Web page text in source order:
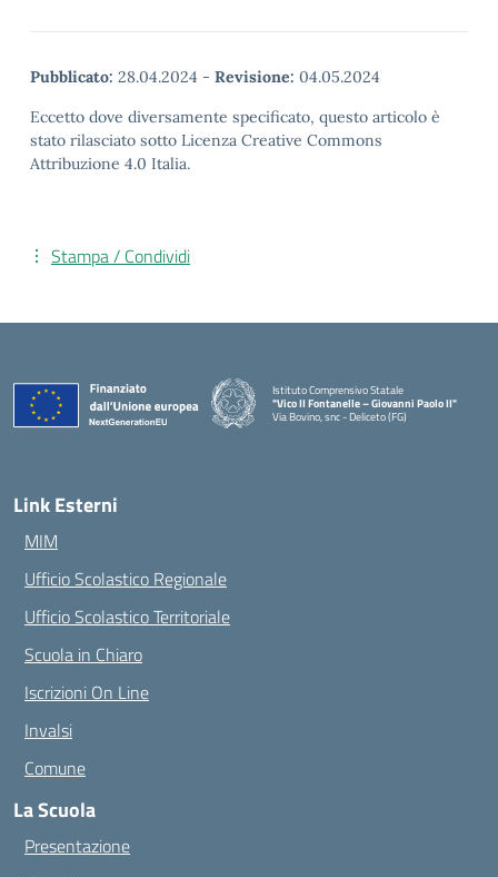
Pubblicato: 28.04.2024 - Revisione: 04.05.2024
Eccetto dove diversamente specificato, questo articolo è
stato rilasciato sotto Licenza Creative Commons
Attribuzione 4.0 Italia.
Stampa / Condividi
Istituto Comprensivo Statale
"Vico II Fontanelle – Giovanni Paolo II"
Via Bovino, snc - Deliceto (FG)
Link Esterni
MIM
Ufficio Scolastico Regionale
Ufficio Scolastico Territoriale
Scuola in Chiaro
Iscrizioni On Line
Invalsi
Comune
La Scuola
Presentazione